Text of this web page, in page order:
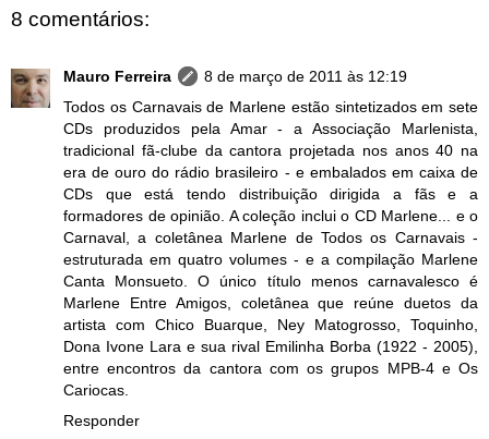
8 comentários:
Mauro Ferreira
8 de março de 2011 às 12:19
Todos os Carnavais de Marlene estão sintetizados em sete
CDs produzidos pela Amar - a Associação Marlenista,
tradicional fã-clube da cantora projetada nos anos 40 na
era de ouro do rádio brasileiro - e embalados em caixa de
CDs que está tendo distribuição dirigida a fãs e a
formadores de opinião. A coleção inclui o CD Marlene... e o
Carnaval, a coletânea Marlene de Todos os Carnavais -
estruturada em quatro volumes - e a compilação Marlene
Canta Monsueto. O único título menos carnavalesco é
Marlene Entre Amigos, coletânea que reúne duetos da
artista com Chico Buarque, Ney Matogrosso, Toquinho,
Dona Ivone Lara e sua rival Emilinha Borba (1922 - 2005),
entre encontros da cantora com os grupos MPB-4 e Os
Cariocas.
Responder